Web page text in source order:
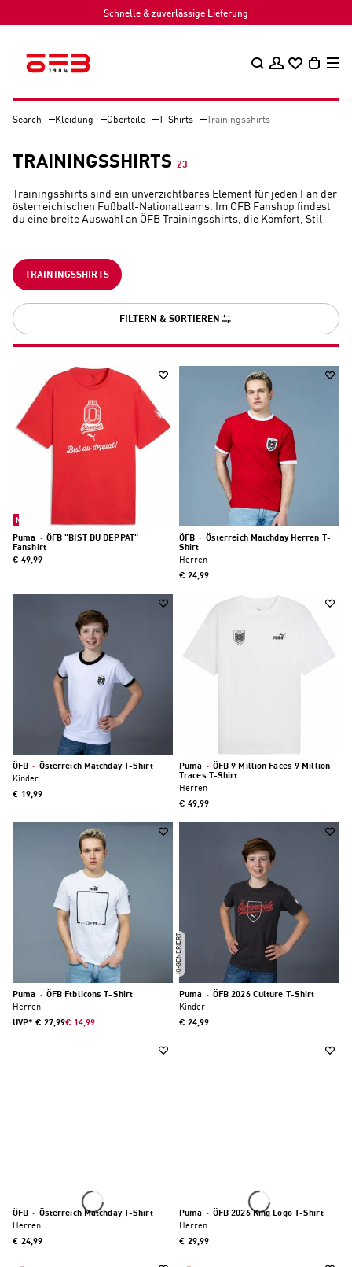
Schnelle & zuverlässige Lieferung
Search Kleidung Oberteile T-Shirts Trainingsshirts
TRAININGSSHIRTS 23
Trainingsshirts sind ein unverzichtbares Element für jeden Fan der
österreichischen Fußball-Nationalteams. Im ÖFB Fanshop findest
du eine breite Auswahl an ÖFB Trainingsshirts, die Komfort, Stil
TRAININGSSHIRTS
FILTERN & SORTIEREN
Neu
Puma · ÖFB "BIST DU DEPPAT"
Fanshirt
€ 49,99
ÖFB · Österreich Matchday Herren T-
Shirt
Herren
€ 24,99
ÖFB · Österreich Matchday T-Shirt
Kinder
€ 19,99
Puma · ÖFB 9 Million Faces 9 Million
Traces T-Shirt
Herren
€ 49,99
Puma · ÖFB Ftblicons T-Shirt
Herren
UVP* € 27,99€ 14,99
KI-GENERIERT
Puma · ÖFB 2026 Culture T-Shirt
Kinder
€ 24,99
ÖFB · Österreich Matchday T-Shirt
Herren
€ 24,99
Puma · ÖFB 2026 King Logo T-Shirt
Herren
€ 29,99